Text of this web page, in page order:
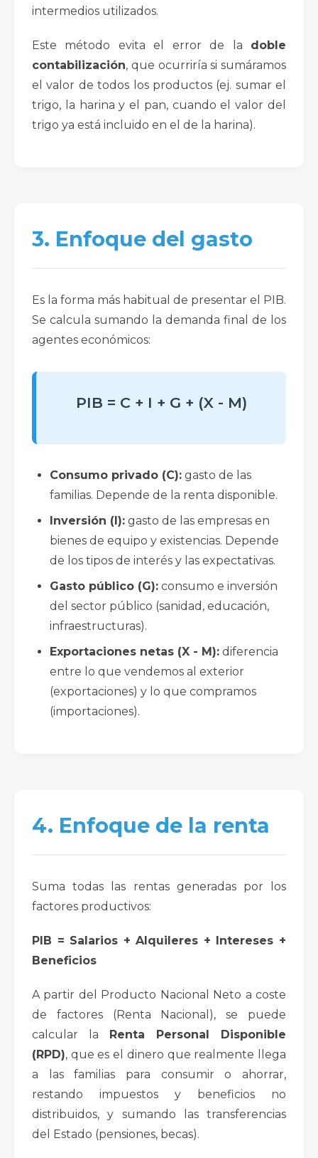
intermedios utilizados.
Este método evita el error de la doble
contabilización, que ocurriría si sumáramos
el valor de todos los productos (ej. sumar el
trigo, la harina y el pan, cuando el valor del
trigo ya está incluido en el de la harina).
3. Enfoque del gasto
Es la forma más habitual de presentar el PIB.
Se calcula sumando la demanda final de los
agentes económicos:
PIB = C + I + G + (X - M)
Consumo privado (C): gasto de las
familias. Depende de la renta disponible.
Inversión (I): gasto de las empresas en
bienes de equipo y existencias. Depende
de los tipos de interés y las expectativas.
Gasto público (G): consumo e inversión
del sector público (sanidad, educación,
infraestructuras).
Exportaciones netas (X - M): diferencia
entre lo que vendemos al exterior
(exportaciones) y lo que compramos
(importaciones).
4. Enfoque de la renta
Suma todas las rentas generadas por los
factores productivos:
PIB = Salarios + Alquileres + Intereses +
Beneficios
A partir del Producto Nacional Neto a coste
de factores (Renta Nacional), se puede
calcular la Renta Personal Disponible
(RPD), que es el dinero que realmente llega
a las familias para consumir o ahorrar,
restando impuestos y beneficios no
distribuidos, y sumando las transferencias
del Estado (pensiones, becas).